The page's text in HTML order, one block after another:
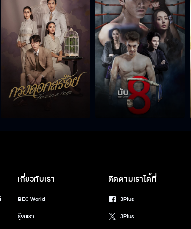
เกี่ยวกับเรา
BEC World
รู้จักเรา
ติดตามเราได้ที่
3Plus
3Plus